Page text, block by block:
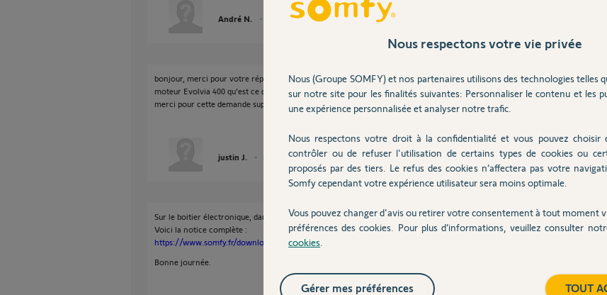
André N. il y a environ 5 ans
bonjour, merci pour votre réponse. il est dit poser la télécommande sur la cible : pour le
moteur Evolvia 400 qu'est ce que cela veut dire ? où se trouve la cible ?
merci pour cette demande supplémentaire
justin J. il y a environ 5 ans
Sur le boitier électronique, dans le bras du moteur.
Voici la notice complète :
https://www.somfy.fr/downloads/fr/notice_evolvia.pdf
Bonne journée.
Nous respectons votre vie privée
Nous (Groupe SOMFY) et nos partenaires utilisons des technologies telles
sur notre site pour les finalités suivantes: Personnaliser le contenu et les
une expérience personnalisée et analyser notre trafic.
Nous respectons votre droit à la confidentialité et vous pouvez choisir
contrôler ou de refuser l'utilisation de certains types de cookies ou
proposés par des tiers. Le refus des cookies n’affectera pas votre
Somfy cependant votre expérience utilisateur sera moins optimale.
Vous pouvez changer d'avis ou retirer votre consentement à tout moment
préférences des cookies. Pour plus d’informations, veuillez consulter
cookies
TOUT
Gérer mes préférences